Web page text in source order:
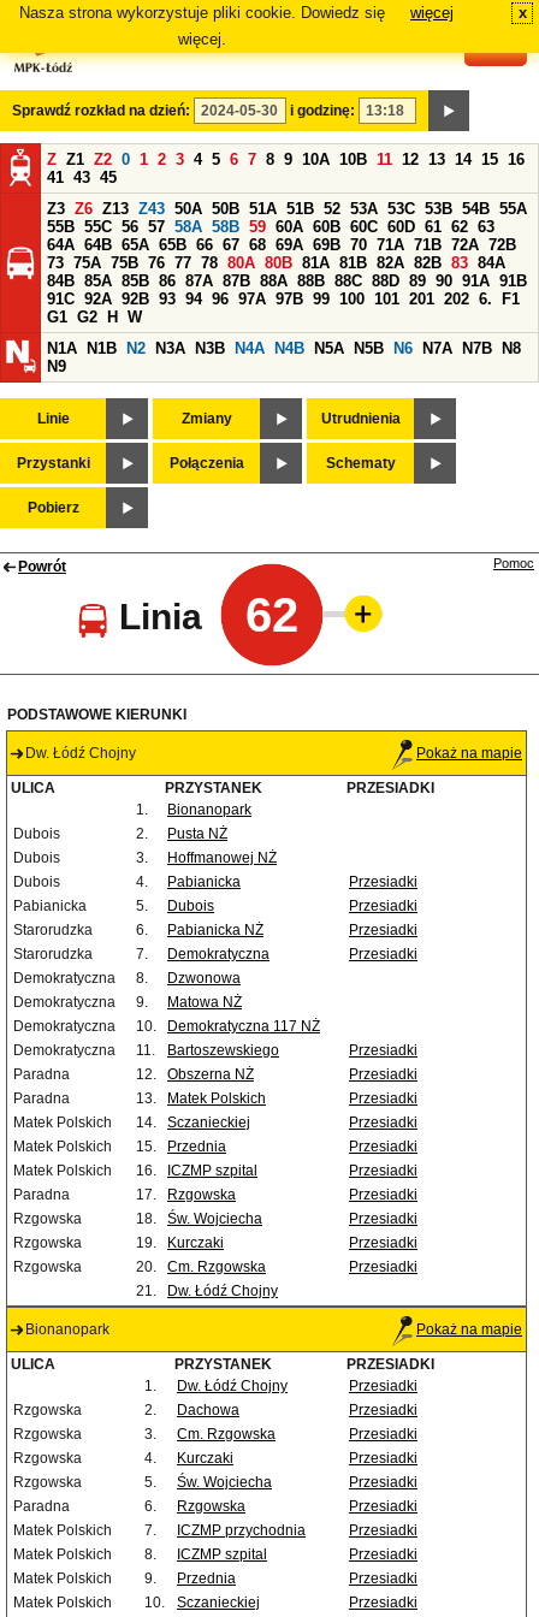
Nasza strona wykorzystuje pliki cookie. Dowiedz się
więcej.
więcej x
Sprawdź rozkład na dzień: i godzinę:
Z Z1 Z2 0 1 2 3 4 5 6 7 8 9 10A 10B 11 12 13 14 15 16
41 43 45
Z3 Z6 Z13 Z43 50A 50B 51A 51B 52 53A 53C 53B 54B 55A
55B 55C 56 57 58A 58B 59 60A 60B 60C 60D 61 62 63
64A 64B 65A 65B 66 67 68 69A 69B 70 71A 71B 72A 72B
73 75A 75B 76 77 78 80A 80B 81A 81B 82A 82B 83 84A
84B 85A 85B 86 87A 87B 88A 88B 88C 88D 89 90 91A 91B
91C 92A 92B 93 94 96 97A 97B 99 100 101 201 202 6.
F1
G1 G2 H
W
N1A
N1B N2 N3A N3B N4A N4B N5A N5B N6 N7A N7B
N8
N9
Linie Zmiany Utrudnienia
Przystanki Połączenia Schematy
Pobierz
Powrót
Linia 62
Pomoc
PODSTAWOWE KIERUNKI
Dw. Łódź Chojny Pokaż na mapie
ULICA PRZYSTANEK
PRZESIADKI
1.
Bionanopark
Dubois
2.
Pusta NŻ
Dubois
3.
Hoffmanowej NŻ
Dubois
4. Pabianicka
Przesiadki
Pabianicka
5. Dubois
Przesiadki
Starorudzka
6. Pabianicka NŻ
Przesiadki
Starorudzka
7. Demokratyczna
Przesiadki
Demokratyczna
8.
Dzwonowa
Demokratyczna
9.
Matowa NŻ
Demokratyczna
10.
Demokratyczna 117 NŻ
Demokratyczna
11. Bartoszewskiego
Przesiadki
Paradna
12. Obszerna NŻ
Przesiadki
Paradna
13. Matek Polskich
Przesiadki
Matek Polskich
14. Sczanieckiej
Przesiadki
Matek Polskich
15. Przednia
Przesiadki
Matek Polskich
16. ICZMP szpital
Przesiadki
Paradna
17. Rzgowska
Przesiadki
Rzgowska
18. Św. Wojciecha
Przesiadki
Rzgowska
19. Kurczaki
Przesiadki
Rzgowska
20. Cm. Rzgowska
Przesiadki
21.
Dw. Łódź Chojny
Bionanopark Pokaż na mapie
ULICA PRZYSTANEK
PRZESIADKI
1.
Dw. Łódź Chojny
Przesiadki
Rzgowska
2. Dachowa
Przesiadki
Rzgowska
3. Cm. Rzgowska
Przesiadki
Rzgowska
4. Kurczaki
Przesiadki
Rzgowska
5. Św. Wojciecha
Przesiadki
Paradna
6. Rzgowska
Przesiadki
Matek Polskich
7. ICZMP przychodnia
Przesiadki
Matek Polskich
8. ICZMP szpital
Przesiadki
Matek Polskich
9. Przednia
Przesiadki
Matek Polskich
10. Sczanieckiej Przesiadki